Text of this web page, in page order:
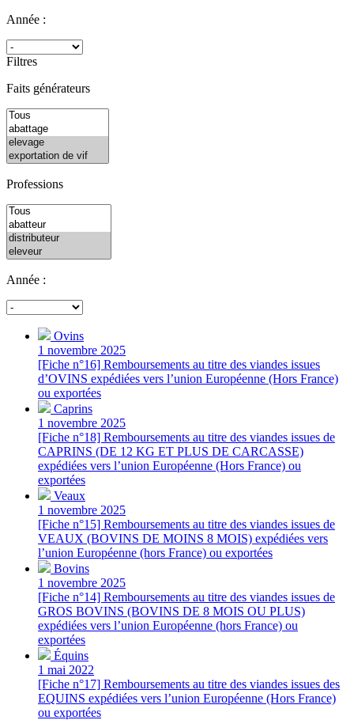
Année :
Filtres
Faits générateurs
Professions
Année :
Ovins
1 novembre 2025
[Fiche n°16] Remboursements au titre des viandes issues
d’OVINS expédiées vers l’union Européenne (Hors France)
ou exportées
Caprins
1 novembre 2025
[Fiche n°18] Remboursements au titre des viandes issues de
CAPRINS (DE 12 KG ET PLUS DE CARCASSE)
expédiées vers l’union Européenne (Hors France) ou
exportées
Veaux
1 novembre 2025
[Fiche n°15] Remboursements au titre des viandes issues de
VEAUX (BOVINS DE MOINS 8 MOIS) expédiées vers
l’union Européenne (hors France) ou exportées
Bovins
1 novembre 2025
[Fiche n°14] Remboursements au titre des viandes issues de
GROS BOVINS (BOVINS DE 8 MOIS OU PLUS)
expédiées vers l’union Européenne (hors France) ou
exportées
Équins
1 mai 2022
[Fiche n°17] Remboursements au titre des viandes issues des
EQUINS expédiées vers l’union Européenne (Hors France)
ou exportées